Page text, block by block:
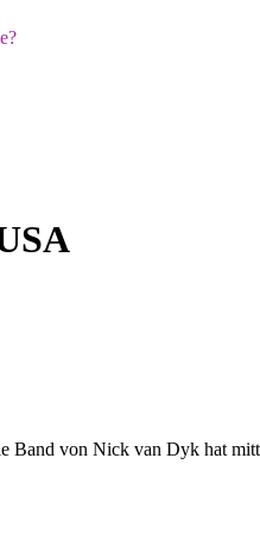
Band von Nick van Dyk hat